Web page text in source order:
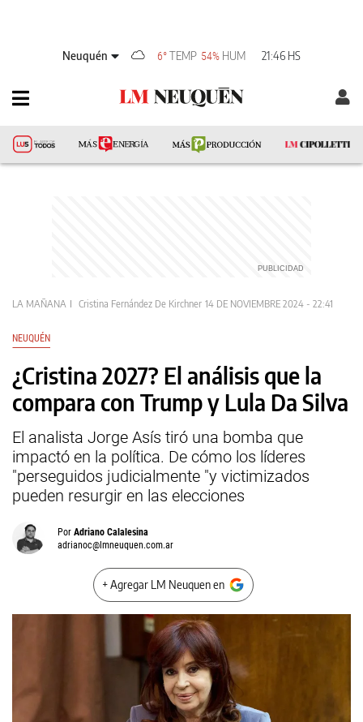
Neuquén 6° TEMP 54% HUM 21:46 HS
LA MAÑANA Cristina Fernández De Kirchner 14 DE NOVIEMBRE 2024 - 22:41
NEUQUÉN
¿Cristina 2027? El análisis que la
compara con Trump y Lula Da Silva
El analista Jorge Asís tiró una bomba que
impactó en la política. De cómo los líderes
"perseguidos judicialmente "y victimizados
pueden resurgir en las elecciones
Por Adriano Calalesina
adrianoc@lmneuquen.com.ar
+ Agregar LM Neuquen en